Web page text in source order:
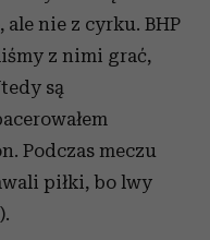
ale nie z cyrku. BHP
z nimi grać,
są
Podczas meczu
piłki, bo lwy